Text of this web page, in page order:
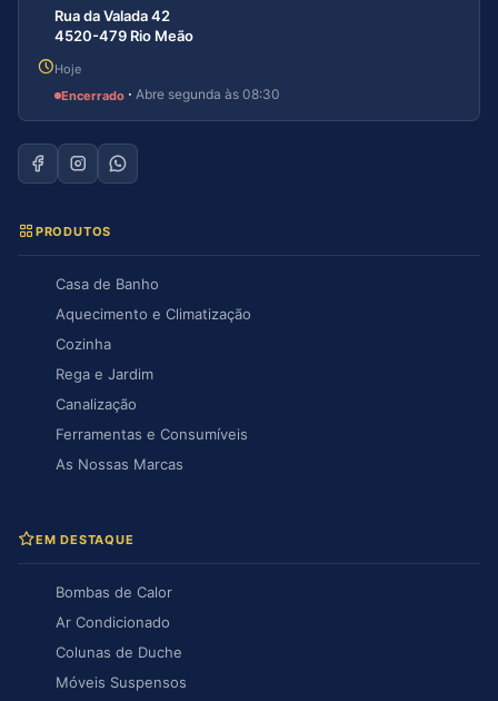
Rua da Valada 42
4520-479 Rio Meão
Hoje
Encerrado · Abre segunda às 08:30
PRODUTOS
Casa de Banho
Aquecimento e Climatização
Cozinha
Rega e Jardim
Canalização
Ferramentas e Consumíveis
As Nossas Marcas
EM DESTAQUE
Bombas de Calor
Ar Condicionado
Colunas de Duche
Móveis Suspensos